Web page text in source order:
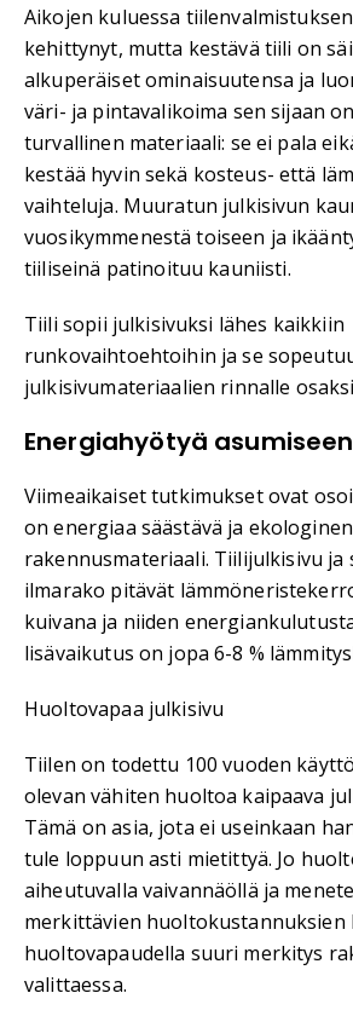
Aikojen kuluessa
kehittynyt, mutta kestävä tiili on
alkuperäiset ominaisuutensa ja
väri- ja pintavalikoima sen sijaan
turvallinen materiaali: se ei pala
kestää hyvin sekä kosteus- että
vaihteluja. Muuratun julkisivun
vuosikymmenestä toiseen ja
tiiliseinä patinoituu kauniisti.
Tiili sopii julkisivuksi lähes kaikkiin
runkovaihtoehtoihin ja se
julkisivumateriaalien rinnalle
Energiahyötyä asumiseen
Viimeaikaiset tutkimukset ovat
on energiaa säästävä ja ekologinen
rakennusmateriaali. Tiilijulkisivu ja
ilmarako pitävät
kuivana ja niiden
lisävaikutus on jopa 6-8 %
Huoltovapaa julkisivu
Tiilen on todettu 100 vuoden
olevan vähiten huoltoa kaipaava
Tämä on asia, jota ei useinkaan
tule loppuun asti mietittyä. Jo
aiheutuvalla vaivannäöllä ja
merkittävien huoltokustannuksien
huoltovapaudella suuri merkitys
valittaessa.